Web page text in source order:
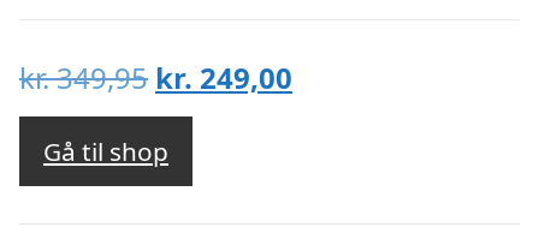
kr.349,95 Den
oprindelige
pris
var:
kr. 349,95.
kr. 249,00
kr. 249,00.
Gå til shop